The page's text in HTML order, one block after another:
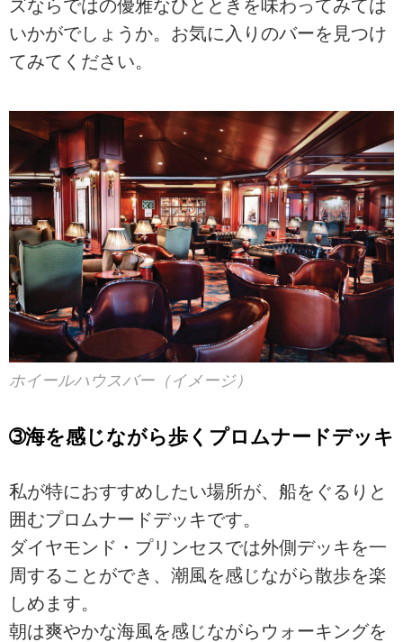
ズならではの優雅なひとときを味わってみては
いかがでしょうか。お気に入りのバーを見つけ
てみてください。
ホイールハウスバー（イメージ）
➂海を感じながら歩くプロムナードデッキ
私が特におすすめしたい場所が、船をぐるりと
囲むプロムナードデッキです。
ダイヤモンド・プリンセスでは外側デッキを一
周することができ、潮風を感じながら散歩を楽
しめます。
朝は爽やかな海風を感じながらウォーキングを